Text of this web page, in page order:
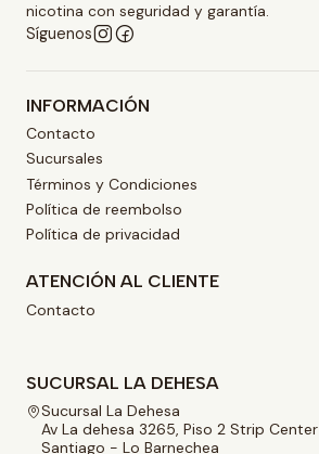
nicotina con seguridad y garantía.
Síguenos
INFORMACIÓN
Contacto
Sucursales
Términos y Condiciones
Política de reembolso
Política de privacidad
ATENCIÓN AL CLIENTE
Contacto
SUCURSAL LA DEHESA
Sucursal La Dehesa
Av La dehesa 3265, Piso 2 Strip Center
Santiago - Lo Barnechea